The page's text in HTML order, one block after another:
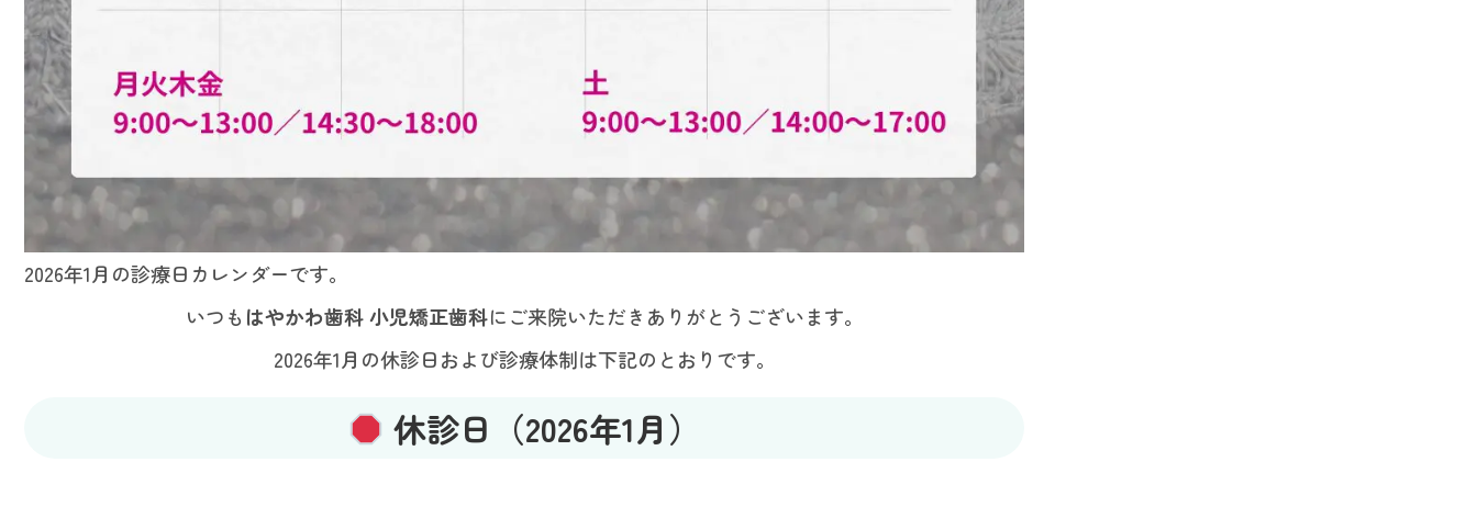
2026年1月の診療日カレンダーです。
いつも はやかわ歯科 小児矯正歯科にご来院いただきありがとうございます。
2026年1月の休診日および診療体制は下記のとおりです。
休診日（2026年1月）